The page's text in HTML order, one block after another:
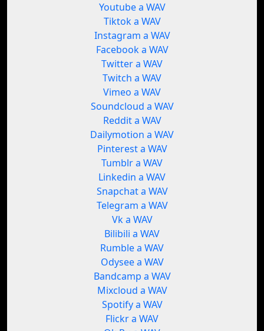
Youtube a WAV
Tiktok a WAV
Instagram a WAV
Facebook a WAV
Twitter a WAV
Twitch a WAV
Vimeo a WAV
Soundcloud a WAV
Reddit a WAV
Dailymotion a WAV
Pinterest a WAV
Tumblr a WAV
Linkedin a WAV
Snapchat a WAV
Telegram a WAV
Vk a WAV
Bilibili a WAV
Rumble a WAV
Odysee a WAV
Bandcamp a WAV
Mixcloud a WAV
Spotify a WAV
Flickr a WAV